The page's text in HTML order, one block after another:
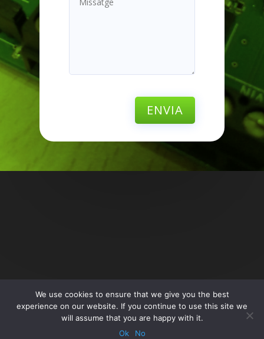
ENVIA
© Copyright Eonica.es - Política de privacidad
We use cookies to ensure that we give you the best
experience on our website. If you continue to use this site we
will assume that you are happy with it.
Ok
No